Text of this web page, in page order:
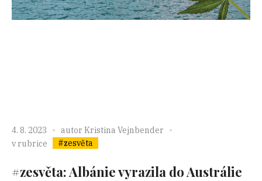
4. 8. 2023 autor Kristina Vejnbender
v rubrice
#zesvěta
#zesvěta: Albánie vyrazila do Austrálie